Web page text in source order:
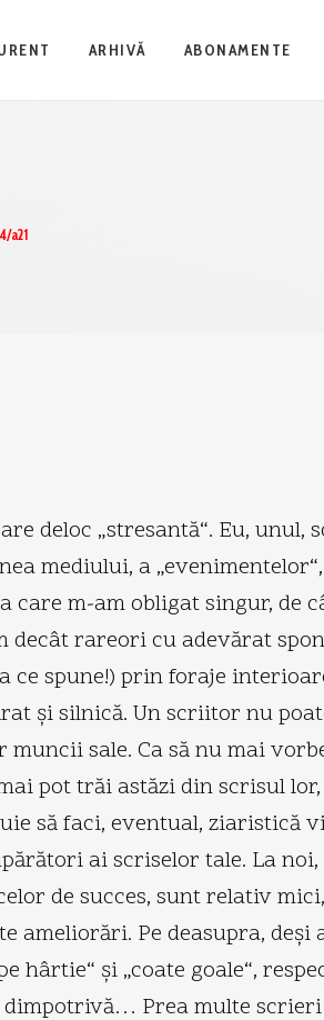
ARHIVĂ ABONAMENTE
a21
deloc „stresantă“. Eu, unul,
mediului, a
care m-am obligat singur, de
decât rareori cu adevărat
ce spune!) prin foraje
şi silnică. Un scriitor nu
sale. Ca să nu mai
pot trăi astăzi din scrisul
să faci, eventual, ziaristică
ai scriselor tale. La
de succes, sunt relativ
ameliorări. Pe deasupra, deşi
şi „coate goale“,
Prea multe